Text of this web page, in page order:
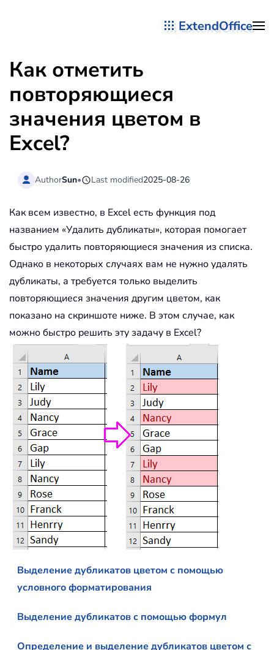
ExtendOffice
Как отметить
повторяющиеся
значения цветом в
Excel?
AuthorSun• Last modified2025-08-26
Как всем известно, в Excel есть функция под
названием «Удалить дубликаты», которая помогает
быстро удалить повторяющиеся значения из списка.
Однако в некоторых случаях вам не нужно удалять
дубликаты, а требуется только выделить
повторяющиеся значения другим цветом, как
показано на скриншоте ниже. В этом случае, как
можно быстро решить эту задачу в Excel?
Выделение дубликатов цветом с помощью
условного форматирования
Выделение дубликатов с помощью формул
Определение и выделение дубликатов цветом с